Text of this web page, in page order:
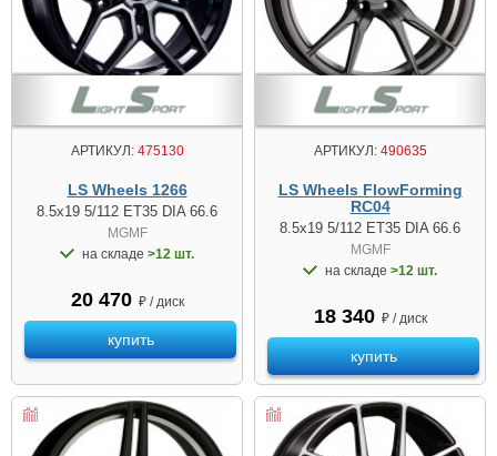
АРТИКУЛ:475130
LS Wheels 1266
8.5x19 5/112 ET35 DIA 66.6
MGMF
на складе >12 шт.
20 470 ₽ / диск
купить
АРТИКУЛ:490635
LS Wheels FlowForming
RC04
8.5x19 5/112 ET35 DIA 66.6
MGMF
на складе >12 шт.
18 340 ₽ / диск
купить